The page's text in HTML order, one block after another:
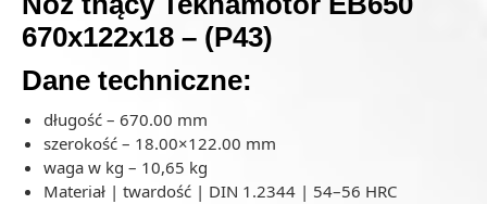
670x122x18 – (P43)
Dane techniczne:
długość – 670.00 mm
szerokość – 18.00×122.00 mm
waga w kg – 10,65 kg
Materiał | twardość | DIN 1.2344 | 54–56 HRC